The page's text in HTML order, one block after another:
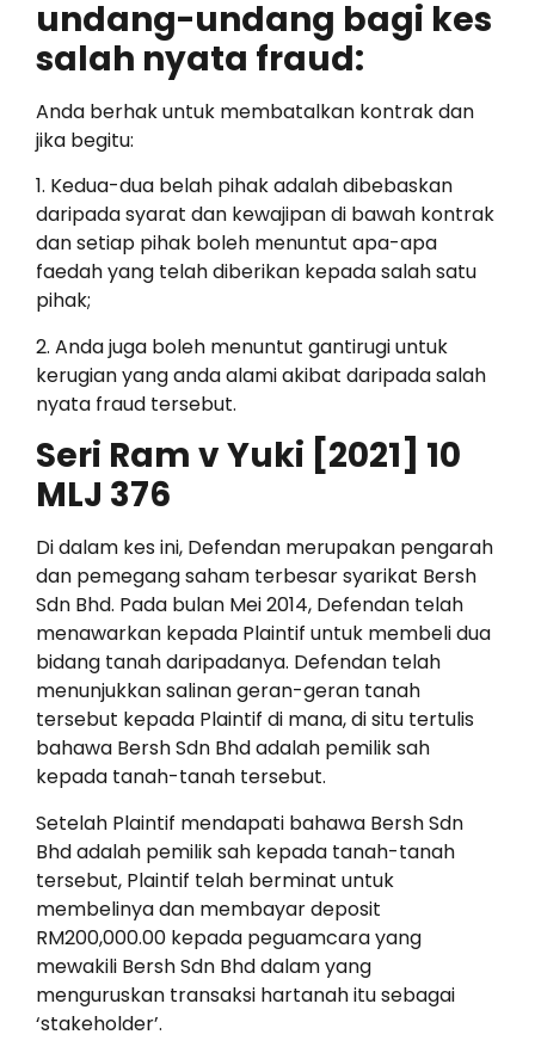
undang-undang bagi kes
salah nyata fraud:
Anda berhak untuk membatalkan kontrak dan
jika begitu:
1. Kedua-dua belah pihak adalah dibebaskan
daripada syarat dan kewajipan di bawah kontrak
dan setiap pihak boleh menuntut apa-apa
faedah yang telah diberikan kepada salah satu
pihak;
2. Anda juga boleh menuntut gantirugi untuk
kerugian yang anda alami akibat daripada salah
nyata fraud tersebut.
Seri Ram v Yuki [2021] 10
MLJ 376
Di dalam kes ini, Defendan merupakan pengarah
dan pemegang saham terbesar syarikat Bersh
Sdn Bhd. Pada bulan Mei 2014, Defendan telah
menawarkan kepada Plaintif untuk membeli dua
bidang tanah daripadanya. Defendan telah
menunjukkan salinan geran-geran tanah
tersebut kepada Plaintif di mana, di situ tertulis
bahawa Bersh Sdn Bhd adalah pemilik sah
kepada tanah-tanah tersebut.
Setelah Plaintif mendapati bahawa Bersh Sdn
Bhd adalah pemilik sah kepada tanah-tanah
tersebut, Plaintif telah berminat untuk
membelinya dan membayar deposit
RM200,000.00 kepada peguamcara yang
mewakili Bersh Sdn Bhd dalam yang
menguruskan transaksi hartanah itu sebagai
‘stakeholder’.